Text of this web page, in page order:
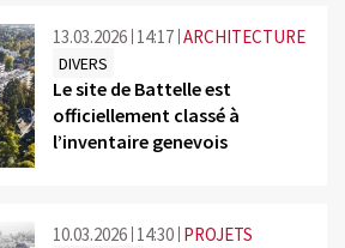
13.03.2026 14:17 ARCHITECTURE
DIVERS
Le site de Battelle est
officiellement classé à
l’inventaire genevois
10.03.2026 14:30 PROJETS